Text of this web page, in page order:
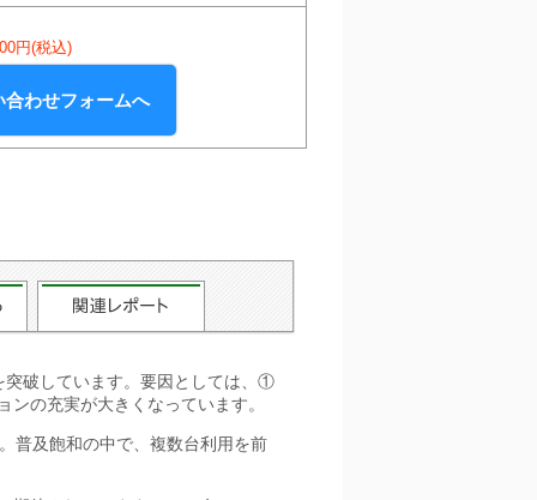
円(税込)
わせフォームへ
突破しています。要因としては、①
の充実が大きくなっています。
普及飽和の中で、複数台利用を前